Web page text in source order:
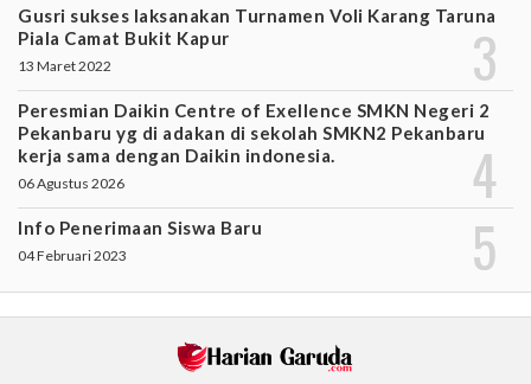
Gusri sukses laksanakan Turnamen Voli Karang Taruna
Piala Camat Bukit Kapur
13 Maret 2022
Peresmian Daikin Centre of Exellence SMKN Negeri 2
Pekanbaru yg di adakan di sekolah SMKN2 Pekanbaru
kerja sama dengan Daikin indonesia.
06 Agustus 2026
Info Penerimaan Siswa Baru
04 Februari 2023